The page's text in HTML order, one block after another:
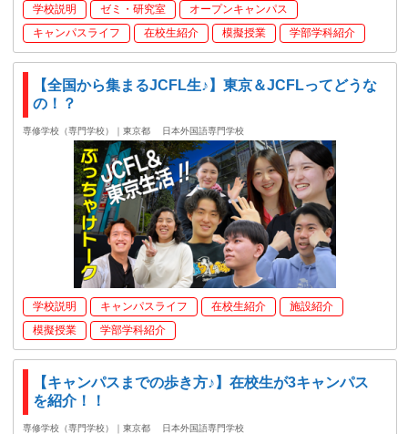
学校説明 ゼミ・研究室
オープンキャンパス
キャンパスライフ
在校生紹介 模擬授業 学部学科紹介
【全国から集まるJCFL生♪】東京＆JCFLってどうな
の！？
専修学校（専門学校）｜東京都 日本外国語専門学校
学校説明 キャンパスライフ 在校生紹介
施設紹介
模擬授業
学部学科紹介
【キャンパスまでの歩き方♪】在校生が3キャンパス
を紹介！！
専修学校（専門学校）｜東京都 日本外国語専門学校